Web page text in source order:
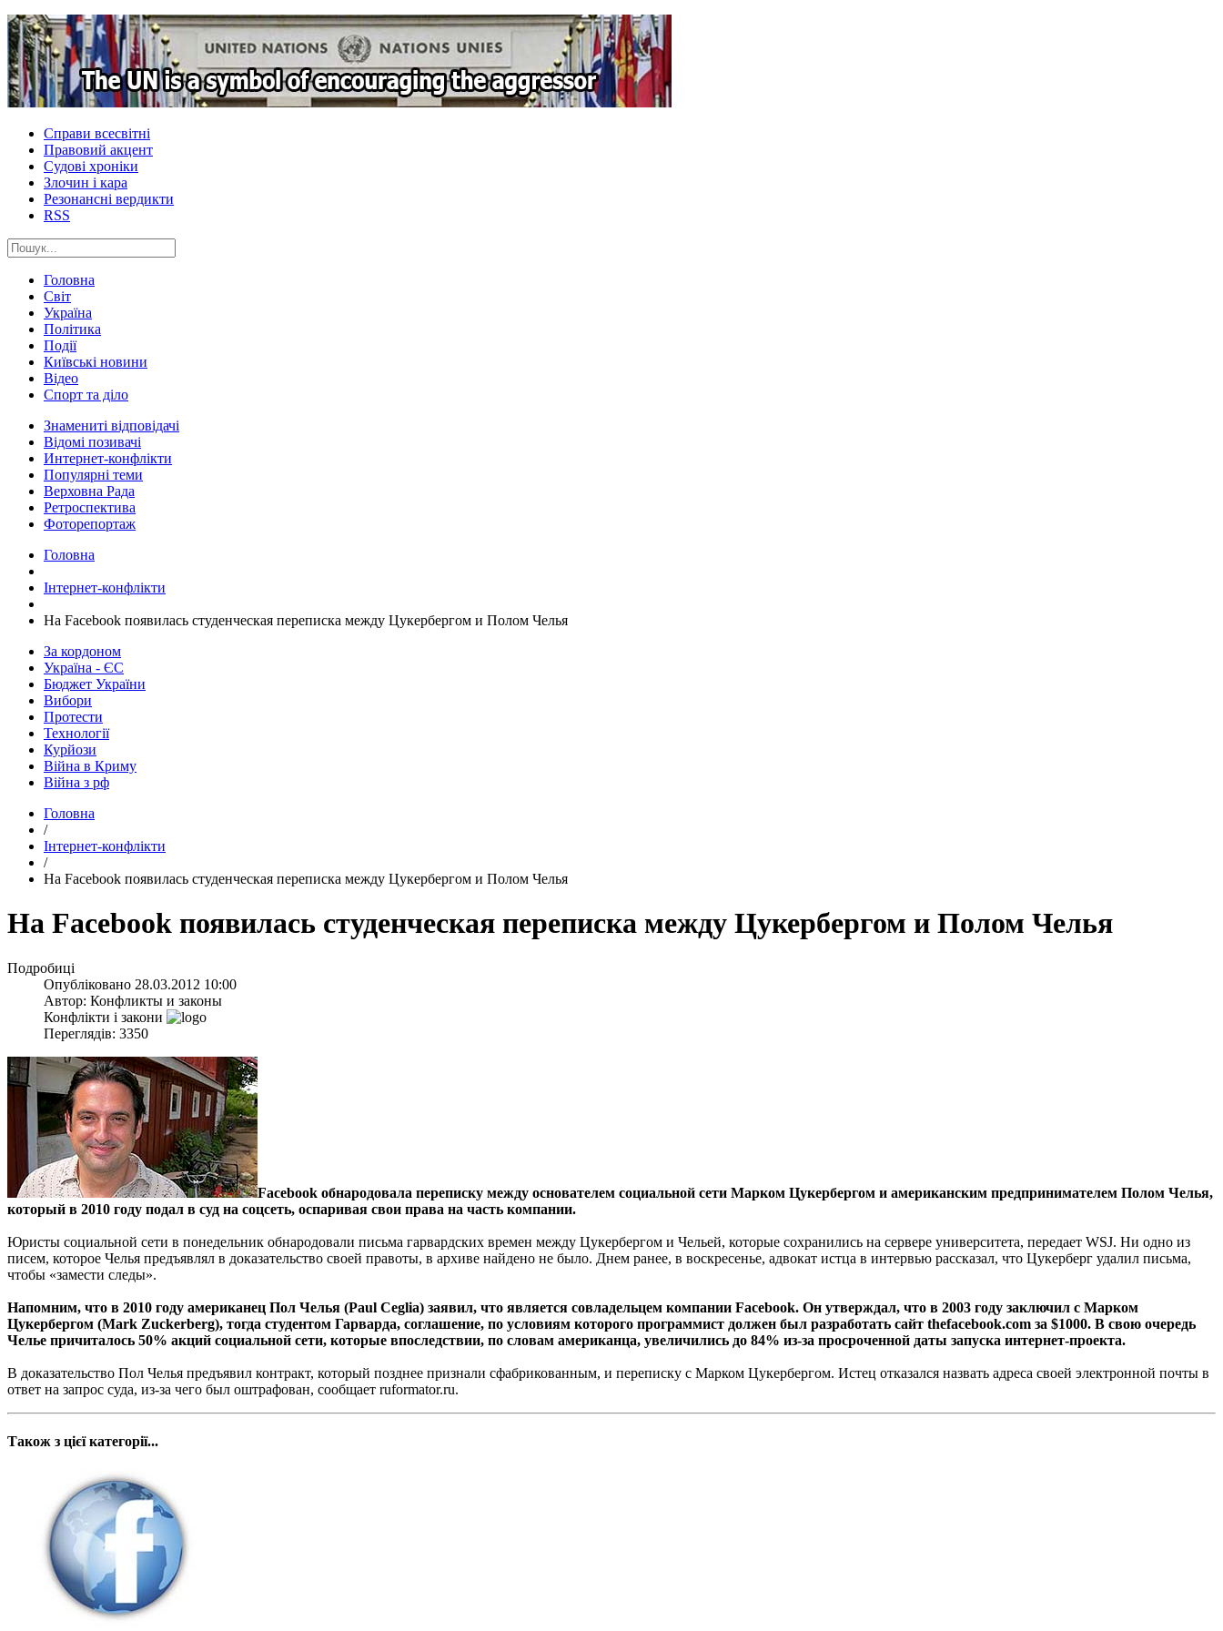
Справи всесвітні
Правовий акцент
Судові хроніки
Злочин і кара
Резонансні вердикти
RSS
Головна
Світ
Україна
Політика
Події
Київські новини
Відео
Спорт та діло
Знамениті відповідачі
Відомі позивачі
Интернет-конфлікти
Популярні теми
Верховна Рада
Ретроспектива
Фоторепортаж
Головна
Інтернет-конфлікти
На Facebook появилась студенческая переписка между Цукербергом и Полом Челья
За кордоном
Україна - ЄС
Бюджет України
Вибори
Протести
Технології
Курйози
Війна в Криму
Війна з рф
Головна
/
Інтернет-конфлікти
/
На Facebook появилась студенческая переписка между Цукербергом и Полом Челья
На Facebook появилась студенческая переписка между Цукербергом и Полом Челья
Подробиці
Опубліковано 28.03.2012 10:00
Автор: Конфликты и законы
Конфлікти і закони
Переглядів: 3350
Facebook обнародовала переписку между основателем социальной сети Марком Цукербергом и американским предпринимателем Полом Челья,
который в 2010 году подал в суд на соцсеть, оспаривая свои права на часть компании.
Юристы социальной сети в понедельник обнародовали письма гарвардских времен между Цукербергом и Чельей, которые сохранились на сервере университета, передает WSJ. Ни одно из
писем, которое Челья предъявлял в доказательство своей правоты, в архиве найдено не было. Днем ранее, в воскресенье, адвокат истца в интервью рассказал, что Цукерберг удалил письма,
чтобы «замести следы».
Напомним, что в 2010 году американец Пол Челья (Paul Ceglia) заявил, что является совладельцем компании Facebook. Он утверждал, что в 2003 году заключил с Марком
Цукербергом (Mark Zuckerberg), тогда студентом Гарварда, соглашение, по условиям которого программист должен был разработать сайт thefacebook.com за $1000. В свою очередь
Челье причиталось 50% акций социальной сети, которые впоследствии, по словам американца, увеличились до 84% из-за просроченной даты запуска интернет-проекта.
В доказательство Пол Челья предъявил контракт, который позднее признали сфабрикованным, и переписку с Марком Цукербергом. Истец отказался назвать адреса своей электронной почты в
ответ на запрос суда, из-за чего был оштрафован, сообщает ruformator.ru.
Також з цієї категорії...